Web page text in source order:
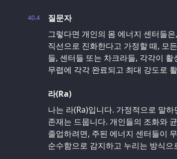
40.4
질문자
그렇다면 개인의 몸 에너지 센터들
직선으로 진화한다고 가정할 때, 모
들, 센터들 또는 차크라들, 각각이
무렵에 각각 완료되고 최대 강도로
라(Ra)
나는 라(Ra)입니다. 가정적으로 말
존재는 드뭅니다. 개인들의 조화와
졸업하려면, 주된 에너지 센터들이
순수함으로 감지하고 누리는 방식